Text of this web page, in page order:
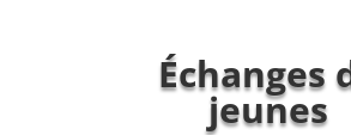
Échanges
jeunes